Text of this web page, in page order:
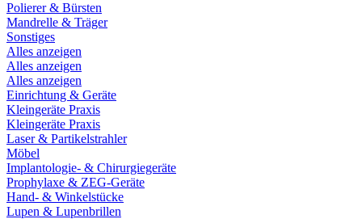
Polierer & Bürsten
Mandrelle & Träger
Sonstiges
Alles anzeigen
Alles anzeigen
Alles anzeigen
Einrichtung & Geräte
Kleingeräte Praxis
Kleingeräte Praxis
Laser & Partikelstrahler
Möbel
Implantologie- & Chirurgiegeräte
Prophylaxe & ZEG-Geräte
Hand- & Winkelstücke
Lupen & Lupenbrillen